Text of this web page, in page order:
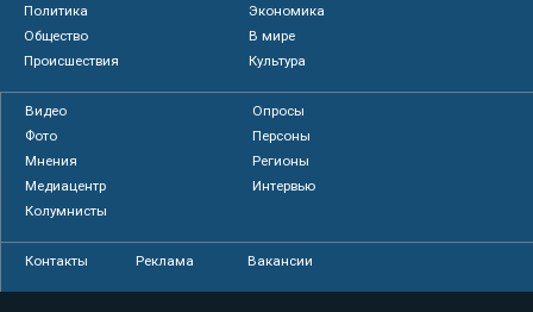
Политика
Экономика
Общество
В мире
Происшествия
Культура
Видео
Опросы
Фото
Персоны
Мнения
Регионы
Медиацентр
Интервью
Колумнисты
Контакты Реклама Вакансии